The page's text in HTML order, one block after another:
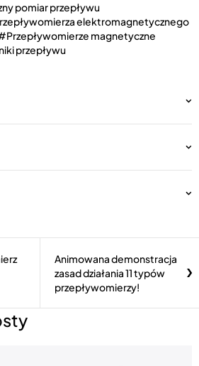
pomiar przepływu
elektromagnetycznego
Przepływomierze magnetyczne
przepływu
Animowana demonstracja
zasad działania 11 typów
przepływomierzy!